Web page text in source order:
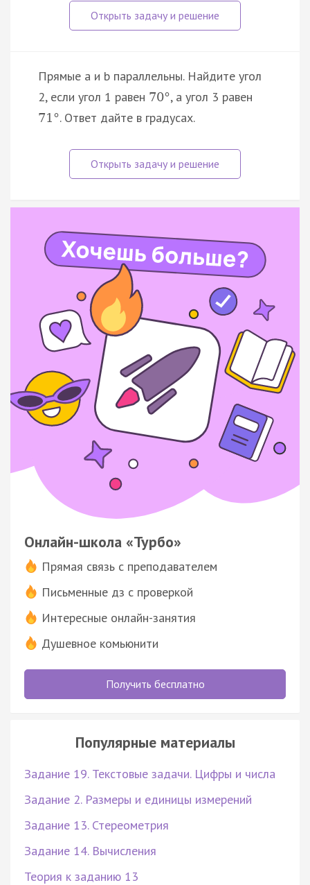
Прямые a и b параллельны. Найдите угол
2, если угол 1 равен 70°, а угол 3 равен
71 °. Ответ дайте в градусах.
Онлайн-школа «Турбо»
Прямая связь с преподавателем
Письменные дз с проверкой
Интересные онлайн-занятия
Душевное комьюнити
Получить бесплатно
Популярные материалы
Задание 19. Текстовые задачи. Цифры и числа
Задание 2. Размеры и единицы измерений
Задание 13. Стереометрия
Задание 14. Вычисления
Теория к заданию 13